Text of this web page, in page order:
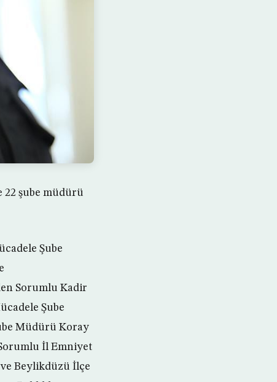
22 şube müdürü
Şube
Sorumlu Kadir
Şube
Müdürü Koray
İl Emniyet
ve Beylikdüzü İlçe